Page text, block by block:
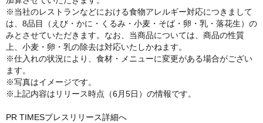
※当社のレストランなどにおける食物アレルギー対応につきまして
は、8品目（えび・かに・くるみ・小麦・そば・卵・乳・落花生）の
みとさせていただきます。なお、当商品については、商品の性質
上、小麦・卵・乳の除去は対応いたしかねます。
※仕入れの状況により、食材・メニューに変更がある場合がござい
ます。
※写真はイメージです。
※上記内容はリリース時点（6月5日）の情報です。
PR TIMESプレスリリース詳細へ